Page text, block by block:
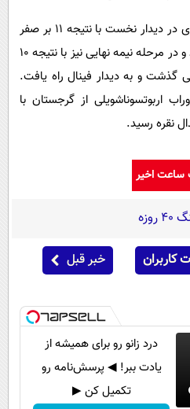
در وزن ۷۹ کیلوگرم بهمن تیموری در دیدار نخست با نتیجه ۱۱ بر صفر
نماینده گرجستان را شکست داد و در مرحله نیمه نهایی نیز با نتیجه ۱۰
گذشت و به دیدار فینال راه یافت.
اربوتسوناشویلی از گرجستان با
ساعت اخیر
کاربران خبر قبل
درد زانو رو برای همیشه از
یادت ببر! ◀ پرسش‌نامه رو
تکمیل کن ▶